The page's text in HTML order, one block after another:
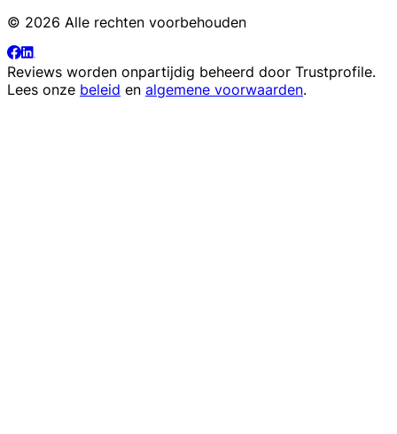
© 2026 Alle rechten voorbehouden
Reviews worden onpartijdig beheerd door Trustprofile.
Lees onze beleid en algemene voorwaarden.